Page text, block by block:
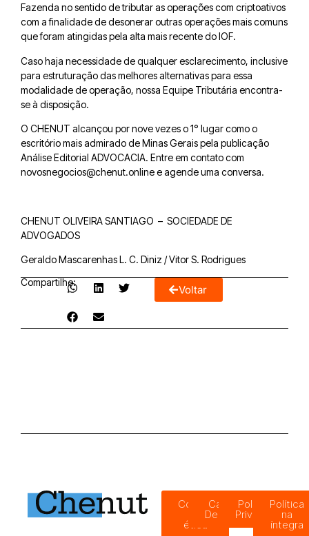
Fazenda no sentido de tributar as operações com criptoativos
com a finalidade de desonerar outras operações mais comuns
que foram atingidas pela alta mais recente do IOF.
Caso haja necessidade de qualquer esclarecimento, inclusive
para estruturação das melhores alternativas para essa
modalidade de operação, nossa Equipe Tributária encontra-
se à disposição.
O CHENUT alcançou por nove vezes o 1° lugar como o
escritório mais admirado de Minas Gerais pela publicação
Análise Editorial ADVOCACIA. Entre em contato com
novosnegocios@chenut.online e agende uma conversa.
CHENUT OLIVEIRA SANTIAGO – SOCIEDADE DE
ADVOGADOS
Geraldo Mascarenhas L. C. Diniz / Vitor S. Rodrigues
Compartilhe:
Voltar
Código
ética
Canal de
Denúncias
Política de
Privacidade
Política
na
íntegra